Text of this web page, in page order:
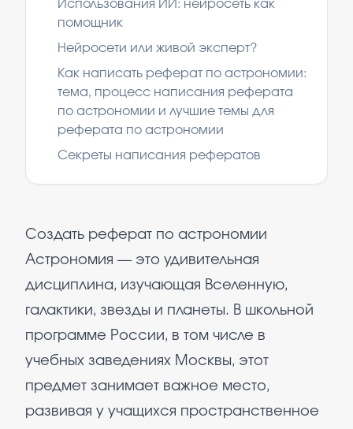
Использования ИИ: нейросеть как
помощник
Нейросети или живой эксперт?
Как написать реферат по астрономии:
тема, процесс написания реферата
по астрономии и лучшие темы для
реферата по астрономии
Секреты написания рефератов
Создать реферат по астрономии
Астрономия — это удивительная
дисциплина, изучающая Вселенную,
галактики, звезды и планеты. В школьной
программе России, в том числе в
учебных заведениях Москвы, этот
предмет занимает важное место,
развивая у учащихся пространственное